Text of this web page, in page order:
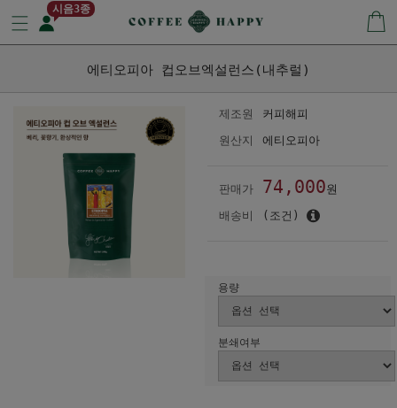
시음3종
에티오피아 컵오브엑설런스(내추럴)
제조원
커피해피
원산지
에티오피아
판매가 74,000원
배송비
(조건)
용량
분쇄여부